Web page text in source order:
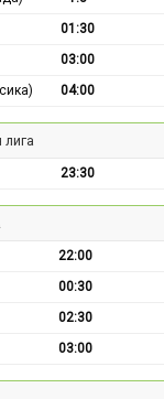
01:30
03:00
04:00
23:30
22:00
00:30
02:30
03:00